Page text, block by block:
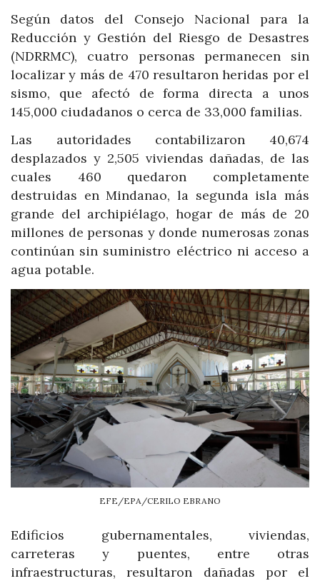
Según datos del Consejo Nacional para la
Reducción y Gestión del Riesgo de Desastres
(NDRRMC), cuatro personas permanecen sin
localizar y más de 470 resultaron heridas por el
sismo, que afectó de forma directa a unos
145,000 ciudadanos o cerca de 33,000 familias.
Las autoridades contabilizaron 40,674
desplazados y 2,505 viviendas dañadas, de las
cuales 460 quedaron completamente
destruidas en Mindanao, la segunda isla más
grande del archipiélago, hogar de más de 20
millones de personas y donde numerosas zonas
continúan sin suministro eléctrico ni acceso a
agua potable.
EFE/EPA/CERILO EBRANO
Edificios gubernamentales, viviendas,
carreteras y puentes, entre otras
infraestructuras, resultaron dañadas por el